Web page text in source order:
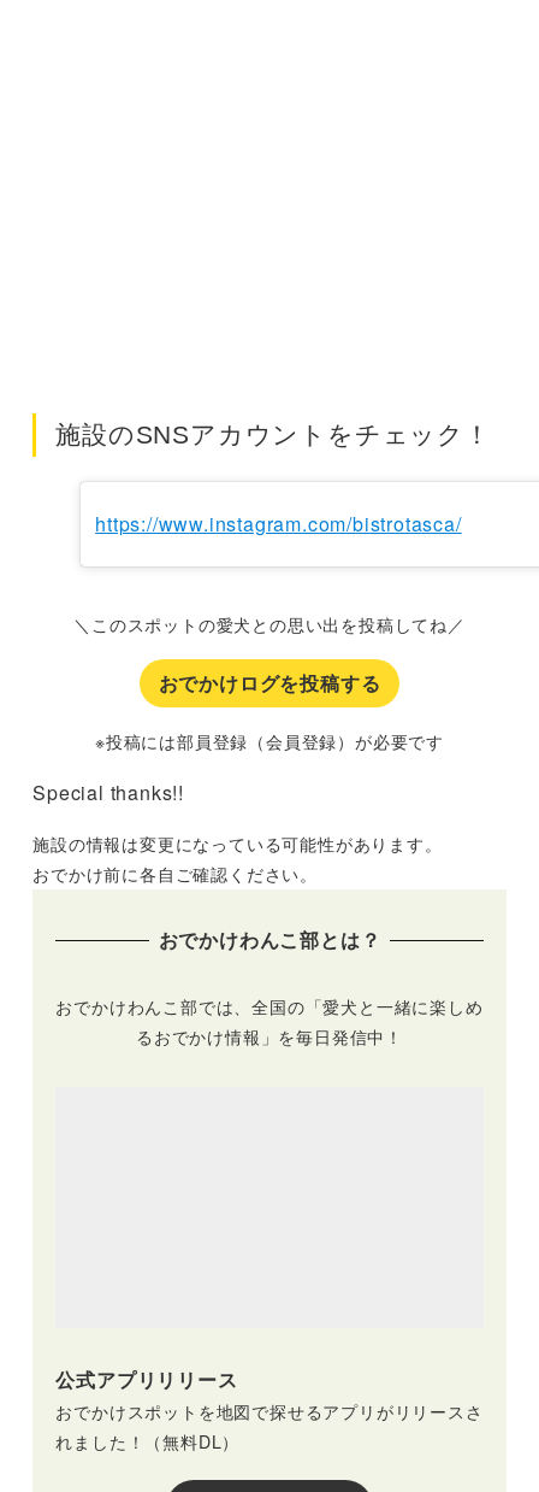
施設のSNSアカウントをチェック！
https://www.instagram.com/bistrotasca/
＼このスポットの愛犬との思い出を投稿してね／
おでかけログを投稿する
※投稿には部員登録（会員登録）が必要です
Special thanks!!
施設の情報は変更になっている可能性があります。
おでかけ前に各自ご確認ください。
おでかけわんこ部とは？
おでかけわんこ部では、全国の「愛犬と一緒に楽しめ
るおでかけ情報」を毎日発信中！
公式アプリリリース
おでかけスポットを地図で探せるアプリがリリースさ
れました！（無料DL）